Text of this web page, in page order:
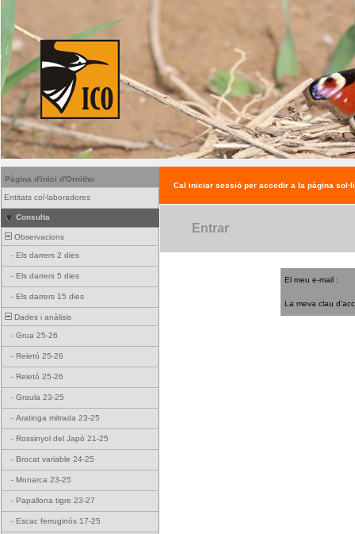
Pàgina d'inici d'Ornitho
Entitats col·laboradores
Consulta
Observacions
- Els darrers 2 dies
- Els darrers 5 dies
- Els darrers 15 dies
Dades i anàlisis
- Grua 25-26
- Reietó 25-26
- Reietó 25-26
- Graula 23-25
- Aratinga mitrada 23-25
- Rossinyol del Japó 21-25
- Brocat variable 24-25
- Monarca 23-25
- Papallona tigre 23-27
- Escac ferruginós 17-25
Cal iniciar sessió per accedir a la pàgina
Entrar
El meu e-mail :
La meva clau